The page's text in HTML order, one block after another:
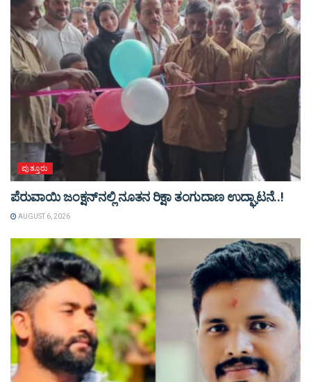
ಪುತ್ತೂರು
ಪೆರುವಾಯಿ ಜಂಕ್ಷನ್‌ನಲ್ಲಿ ನೂತನ ರಿಕ್ಷಾ ತಂಗುದಾಣ ಉದ್ಘಾಟನೆ..!
AUGUST 6, 2026